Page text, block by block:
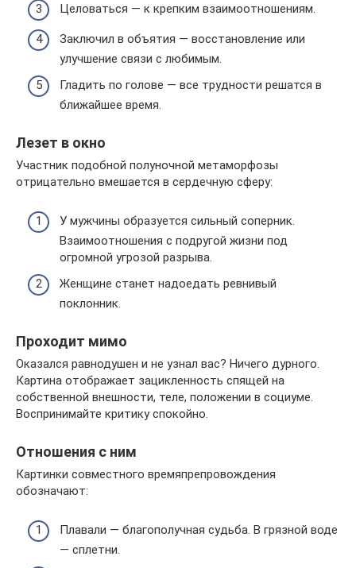
Целоваться — к крепким взаимоотношениям.
Заключил в объятия — восстановление или
улучшение связи с любимым.
Гладить по голове — все трудности решатся в
ближайшее время.
Лезет в окно
Участник подобной полуночной метаморфозы
отрицательно вмешается в сердечную сферу:
У мужчины образуется сильный соперник.
Взаимоотношения с подругой жизни под
огромной угрозой разрыва.
Женщине станет надоедать ревнивый
поклонник.
Проходит мимо
Оказался равнодушен и не узнал вас? Ничего дурного.
Картина отображает зацикленность спящей на
собственной внешности, теле, положении в социуме.
Воспринимайте критику спокойно.
Отношения с ним
Картинки совместного времяпрепровождения
обозначают:
Плавали — благополучная судьба. В грязной воде
— сплетни.